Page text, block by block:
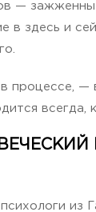
—
в здесь и
процессе, —
всегда,
из